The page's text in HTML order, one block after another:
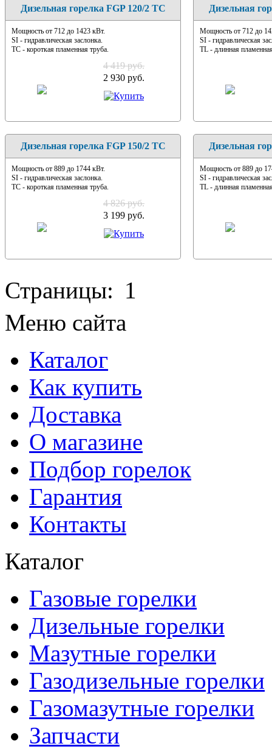
Дизельная горелка FGP 120/2 TC
Мощность от 712 до 1423 кВт.
SI - гидравлическая заслонка.
TC - короткая пламенная труба.
4 419 руб.
2 930 руб.
Дизельная
Мощность от 712 до
SI - гидравлическая
TL - длинная
Дизельная горелка FGP 150/2 TC
Мощность от 889 до 1744 кВт.
SI - гидравлическая заслонка.
TC - короткая пламенная труба.
4 826 руб.
3 199 руб.
Дизельная
Мощность от 889 до
SI - гидравлическая
TL - длинная
Страницы: 1
Меню сайта
Каталог
Как купить
Доставка
О магазине
Подбор горелок
Гарантия
Контакты
Каталог
Газовые горелки
Дизельные горелки
Мазутные горелки
Газодизельные горелки
Газомазутные горелки
Запчасти